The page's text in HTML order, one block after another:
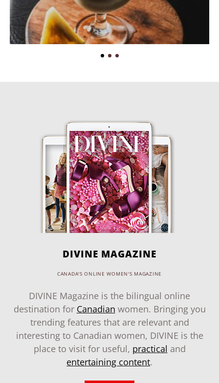
DIVINE MAGAZINE
CANADA'S ONLINE WOMEN'S MAGAZINE
DIVINE Magazine is the bilingual online
destination for Canadian women. Bringing you
trending features that are relevant and
interesting to Canadian women, DIVINE is the
place to visit for useful, practical and
entertaining content.